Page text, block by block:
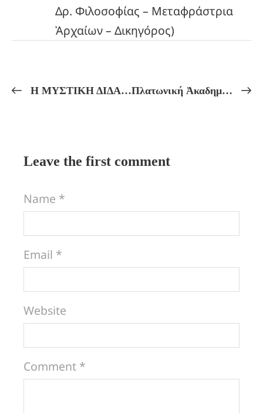
Δρ. Φιλοσοφίας – Μεταφράστρια
Ἀρχαίων – Δικηγόρος)
Η ΜΥΣΤΙΚΗ ΔΙΔΑΣΚΑΛΙΑ ΤΟΥ ΠΥΘΑΓΟΡΙΣΜΟΥ! ΤΑ “ΧΡΥΣΑ ΕΠΗ” ΤΩΝ ΠΥΘΑΓΟΡΕΙΩΝ ΠΕΡΙ ΦΙΛΙΑΣ ΚΑΙ ΠΑΘΩΝ! ΠΕΡΙ ΑΛΗΘΕΙΑΣ ΚΑΙ ΨΕΥΔΟΥΣ! Πρακτικά Μαθήματα Πυθαγορείου Φιλοσοφίας, Αὐτογνωσίας καί Μυητικῆς Ἀγωγῆς. Πλατωνική Ἀκαδημία! Πρόκλου: Σχόλια στόν ΤΙΜΑΙΟ τοῦ Πλάτωνος Ε. Γαβρᾶ: Η ΔΗΜΙΟΥΡΓΙΑ ΤΟΥ ΑΝΘΡΩΠΙΝΟΥ ΟΡΓΑΝΙΣΜΟΥ!
Leave the first comment
Name *
Email *
Website
Comment *